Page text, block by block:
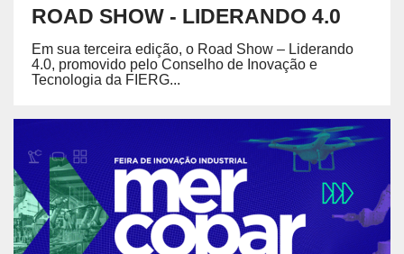
ROAD SHOW - LIDERANDO 4.0
Em sua terceira edição, o Road Show – Liderando
4.0, promovido pelo Conselho de Inovação e
Tecnologia da FIERG...